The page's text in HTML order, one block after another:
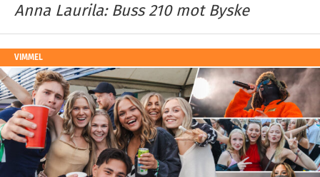
Anna Laurila: Buss 210 mot Byske
VIMMEL